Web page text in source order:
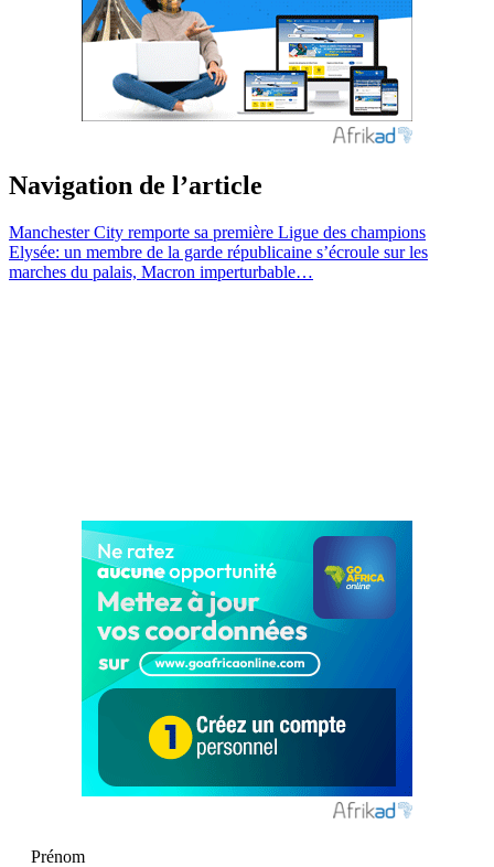
Navigation de l’article
Manchester City remporte sa première Ligue des champions
Elysée: un membre de la garde républicaine s’écroule sur les
marches du palais, Macron imperturbable…
Prénom